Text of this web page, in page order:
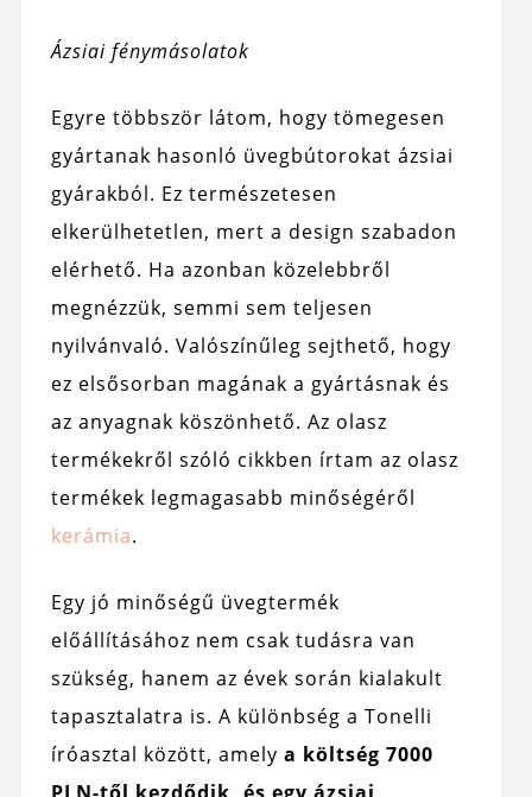
Ázsiai fénymásolatok
Egyre többször látom, hogy tömegesen
gyártanak hasonló üvegbútorokat ázsiai
gyárakból. Ez természetesen
elkerülhetetlen, mert a design szabadon
elérhető. Ha azonban közelebbről
megnézzük, semmi sem teljesen
nyilvánvaló. Valószínűleg sejthető, hogy
ez elsősorban magának a gyártásnak és
az anyagnak köszönhető. Az olasz
termékekről szóló cikkben írtam az olasz
termékek legmagasabb minőségéről
kerámia.
Egy jó minőségű üvegtermék
előállításához nem csak tudásra van
szükség, hanem az évek során kialakult
tapasztalatra is. A különbség a Tonelli
íróasztal között, amely a költség 7000